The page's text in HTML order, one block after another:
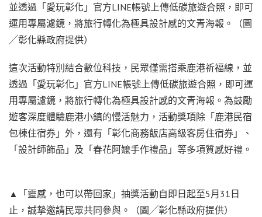
並透過「愛玩彰化」官方LINE帳號上傳低碳旅遊合照，即可
運用專屬濾鏡，將旅行轉化為極具設計感的文青海報。（圖
╱彰化縣政府提供）
這次活動特別結合數位科技，民眾僅需搭乘鹿港祈福線，並
透過「愛玩彰化」官方LINE帳號上傳低碳旅遊合照，即可運
用專屬濾鏡，將旅行轉化為極具設計感的文青海報。為鼓勵
遊客深度體驗鹿港小鎮的慢活魅力，活動獎項除「鹿港民宿
包棟住宿券」外，還有「彰化商務飯店高級客房住宿券」、
「設計師飾品」及「春花阿嬤手作禮品」等多項質感好禮。
▲「靈感，也可以帶回家」抽獎活動自即日起至5月31日
止，誠摯邀請民眾共同參與。（圖╱彰化縣政府提供）